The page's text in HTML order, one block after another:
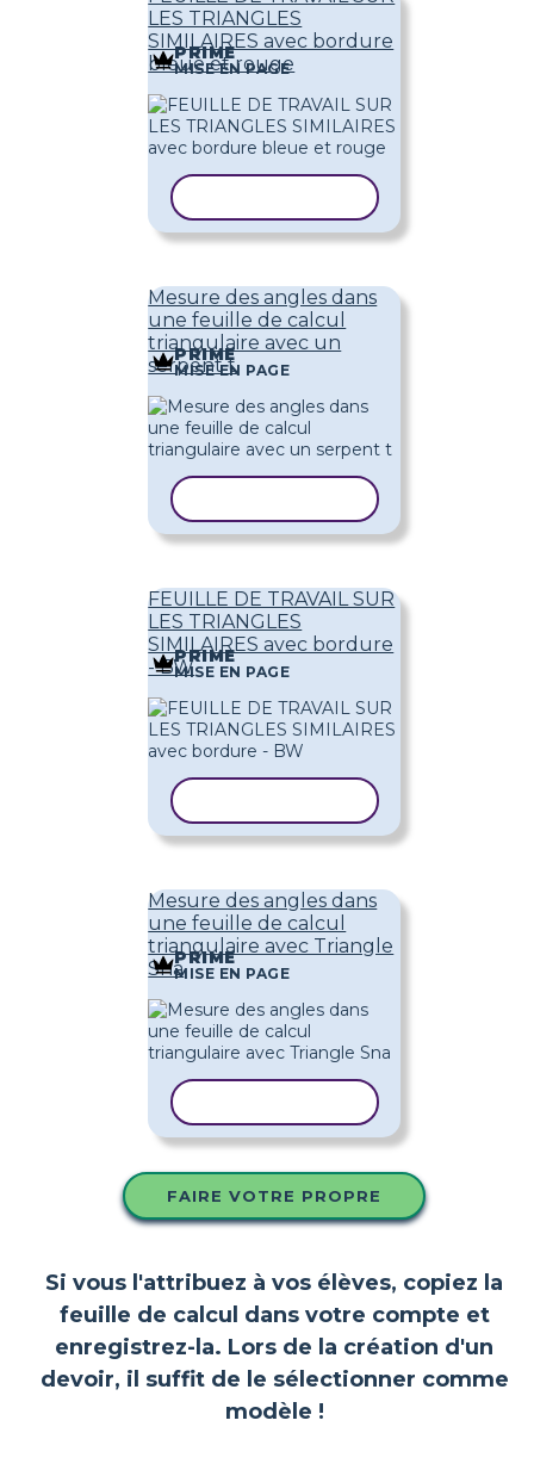
LES TRIANGLES
SIMILAIRES avec bordure
bleue et rouge
PRIME
MISE EN PAGE
Mesure des angles dans
une feuille de calcul
triangulaire avec un
serpent t
PRIME
MISE EN PAGE
FEUILLE DE TRAVAIL SUR
LES TRIANGLES
SIMILAIRES avec bordure
- BW
PRIME
MISE EN PAGE
Mesure des angles dans
une feuille de calcul
triangulaire avec Triangle
Sna
PRIME
MISE EN PAGE
FAIRE VOTRE PROPRE
Si vous l'attribuez à vos élèves, copiez la
feuille de calcul dans votre compte et
enregistrez-la. Lors de la création d'un
devoir, il suffit de le sélectionner comme
modèle !